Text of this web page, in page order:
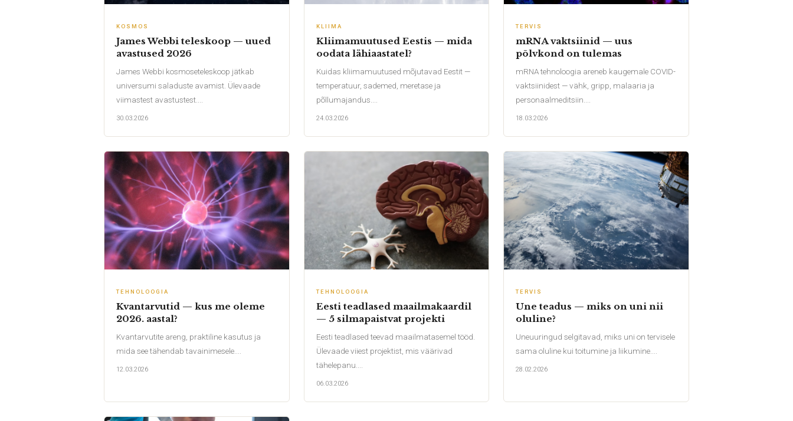
KOSMOS
James Webbi teleskoop — uued
avastused 2026
James Webbi kosmoseteleskoop jätkab
universumi saladuste avamist. Ülevaade
viimastest avastustest....
30.03.2026
KLIIMA
Kliimamuutused Eestis — mida
oodata lähiaastatel?
Kuidas kliimamuutused mõjutavad Eestit —
temperatuur, sademed, meretase ja
põllumajandus....
24.03.2026
TERVIS
mRNA vaktsiinid — uus
põlvkond on tulemas
mRNA tehnoloogia areneb kaugemale COVID-
vaktsiinidest — vähk, gripp, malaaria ja
personaalmeditsiin....
18.03.2026
TEHNOLOOGIA
Kvantarvutid — kus me oleme
2026. aastal?
Kvantarvutite areng, praktiline kasutus ja
mida see tähendab tavainimesele....
12.03.2026
TEHNOLOOGIA
Eesti teadlased maailmakaardil
— 5 silmapaistvat projekti
Eesti teadlased teevad maailmatasemel tööd.
Ülevaade viiest projektist, mis väärivad
tähelepanu....
06.03.2026
TERVIS
Une teadus — miks on uni nii
oluline?
Uneuuringud selgitavad, miks uni on tervisele
sama oluline kui toitumine ja liikumine....
28.02.2026